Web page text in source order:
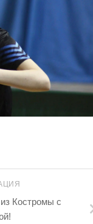
Костромы с